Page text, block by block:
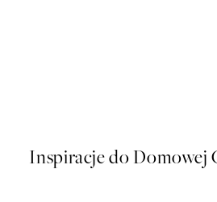
Inspiracje do Domowej